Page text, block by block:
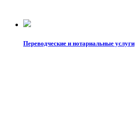
Переводческие и нотариальные услуги